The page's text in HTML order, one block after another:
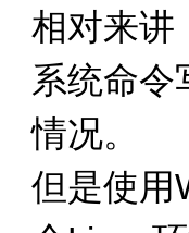
相对来讲
系统命令
情况。
但是使用